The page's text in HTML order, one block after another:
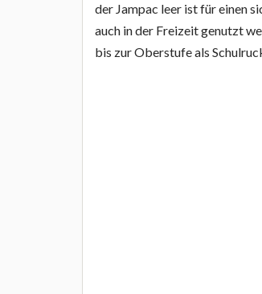
der Jampac leer ist für einen
auch in der Freizeit genutzt
bis zur Oberstufe als